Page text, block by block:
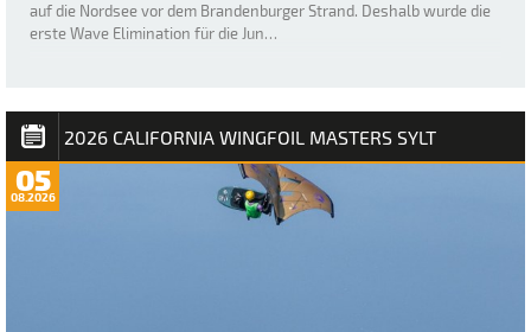
auf die Nordsee vor dem Brandenburger Strand. Deshalb wurde die
erste Wave Elimination für die Jun…
2026 CALIFORNIA WINGFOIL MASTERS SYLT
05
08.2026